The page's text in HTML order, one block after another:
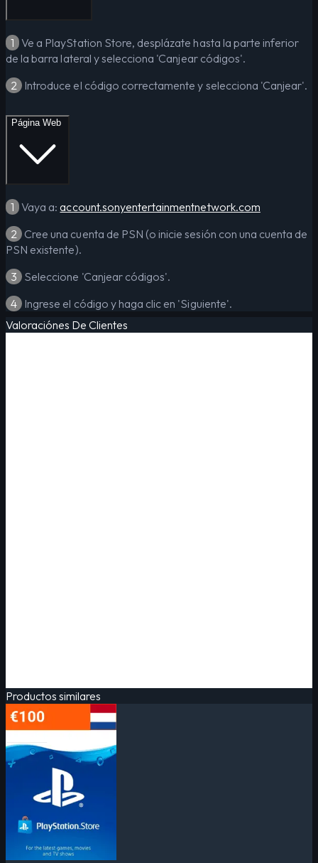
1 Ve a PlayStation Store, desplázate hasta la parte inferior
de la barra lateral y selecciona 'Canjear códigos'.
2 Introduce el código correctamente y selecciona 'Canjear'.
Página Web
1 Vaya a:account.sonyentertainmentnetwork.com
2 Cree una cuenta de PSN (o inicie sesión con una cuenta de
PSN existente).
3 Seleccione 'Canjear códigos'.
4 Ingrese el código y haga clic en 'Siguiente'.
Valoraciónes De Clientes
Productos similares